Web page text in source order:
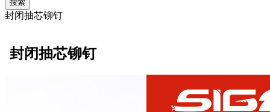
封闭抽芯铆钉
封闭抽芯铆钉